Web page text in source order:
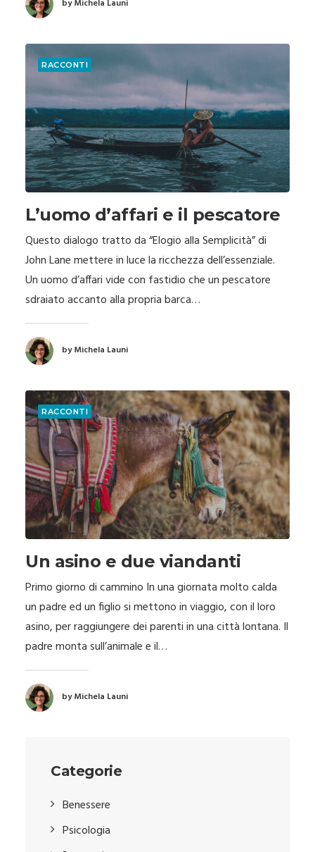
by Michela Launi
RACCONTI
L’uomo d’affari e il pescatore
Questo dialogo tratto da “Elogio alla Semplicità” di
John Lane mettere in luce la ricchezza dell’essenziale.
Un uomo d’affari vide con fastidio che un pescatore
sdraiato accanto alla propria barca…
by Michela Launi
RACCONTI
Un asino e due viandanti
Primo giorno di cammino In una giornata molto calda
un padre ed un figlio si mettono in viaggio, con il loro
asino, per raggiungere dei parenti in una città lontana. Il
padre monta sull’animale e il…
by Michela Launi
Categorie
Benessere
Psicologia